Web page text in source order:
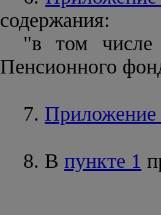
содержания:
"в том числе
Пенсионного
7.
8. В пункте 1